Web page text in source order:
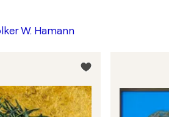
W. Hamann